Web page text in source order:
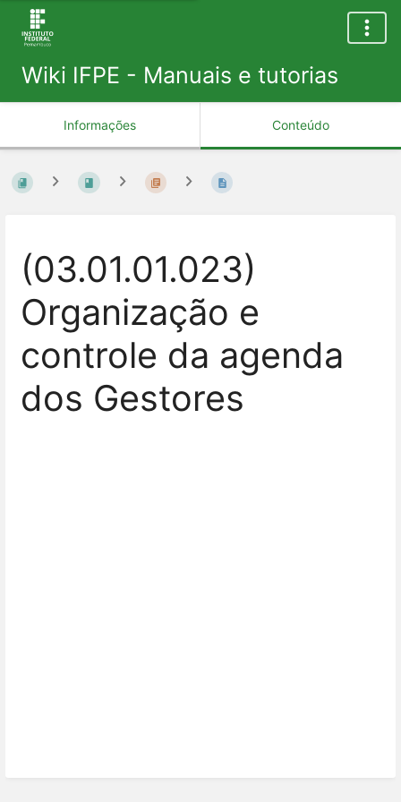
Wiki IFPE - Manuais e tutorias
Informações Conteúdo
(03.01.01.023)
Organização e
controle da agenda
dos Gestores